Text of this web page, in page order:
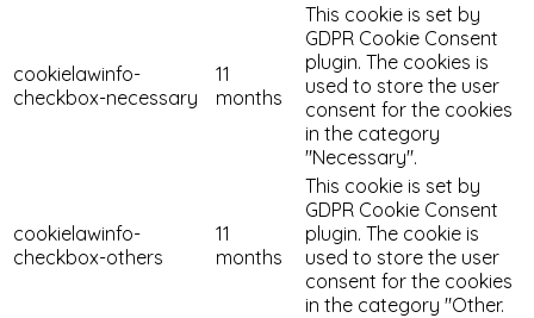
cookielawinfo-
checkbox-necessary
11
months
This cookie is set by
GDPR Cookie Consent
plugin. The cookies is
used to store the user
consent for the cookies
in the category
"Necessary".
cookielawinfo-
checkbox-others
11
months
This cookie is set by
GDPR Cookie Consent
plugin. The cookie is
used to store the user
consent for the cookies
in the category "Other.